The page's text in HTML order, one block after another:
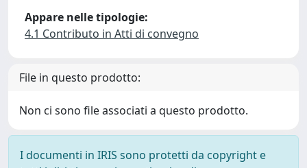
Appare nelle tipologie:
4.1 Contributo in Atti di convegno
File in questo prodotto:
Non ci sono file associati a questo prodotto.
I documenti in IRIS sono protetti da copyright e